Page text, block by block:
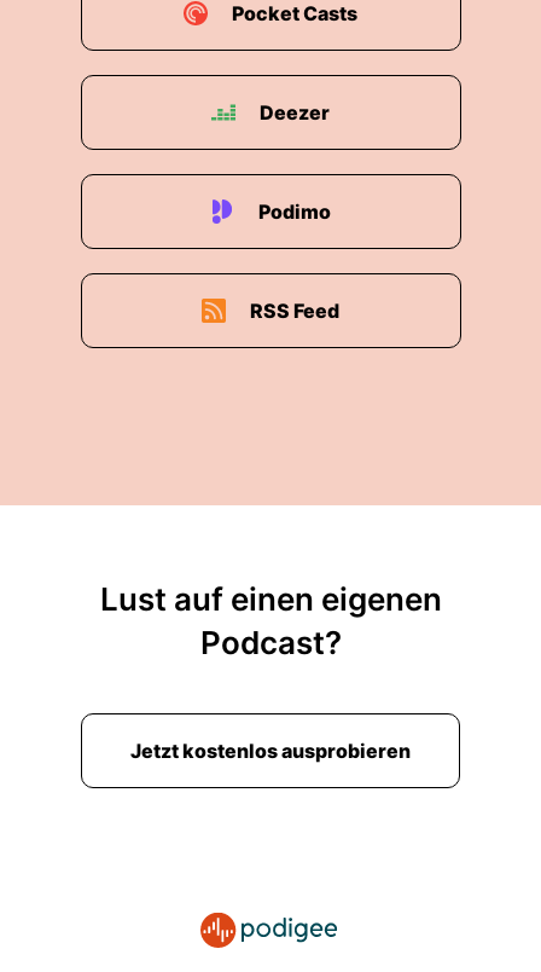
Pocket Casts
Deezer
Podimo
RSS Feed
Lust auf einen eigenen
Podcast?
Jetzt kostenlos ausprobieren